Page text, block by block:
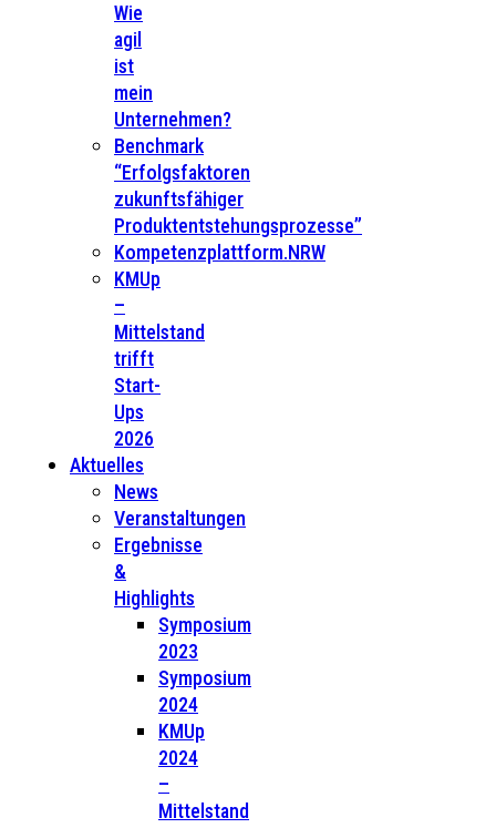
Wie
agil
ist
mein
Unternehmen?
Benchmark
“Erfolgsfaktoren
zukunftsfähiger
Produktentstehungsprozesse”
Kompetenzplattform.NRW
KMUp
–
Mittelstand
trifft
Start-
Ups
2026
Aktuelles
News
Veranstaltungen
Ergebnisse
&
Highlights
Symposium
2023
Symposium
2024
KMUp
2024
–
Mittelstand